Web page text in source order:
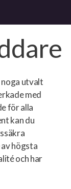
utvalt
med
för alla
kan du
högsta
och har